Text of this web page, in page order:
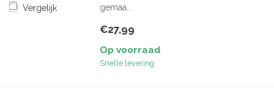
Vergelijk
gemaa...
€27,99
Op voorraad
Snelle levering